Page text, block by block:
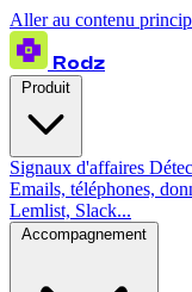
Aller au contenu
Rodz
Signaux d'affaires
Emails, téléphones,
Lemlist, Slack...